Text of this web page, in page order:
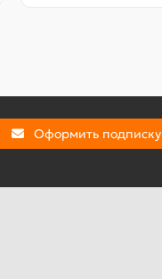
Оформить подписку